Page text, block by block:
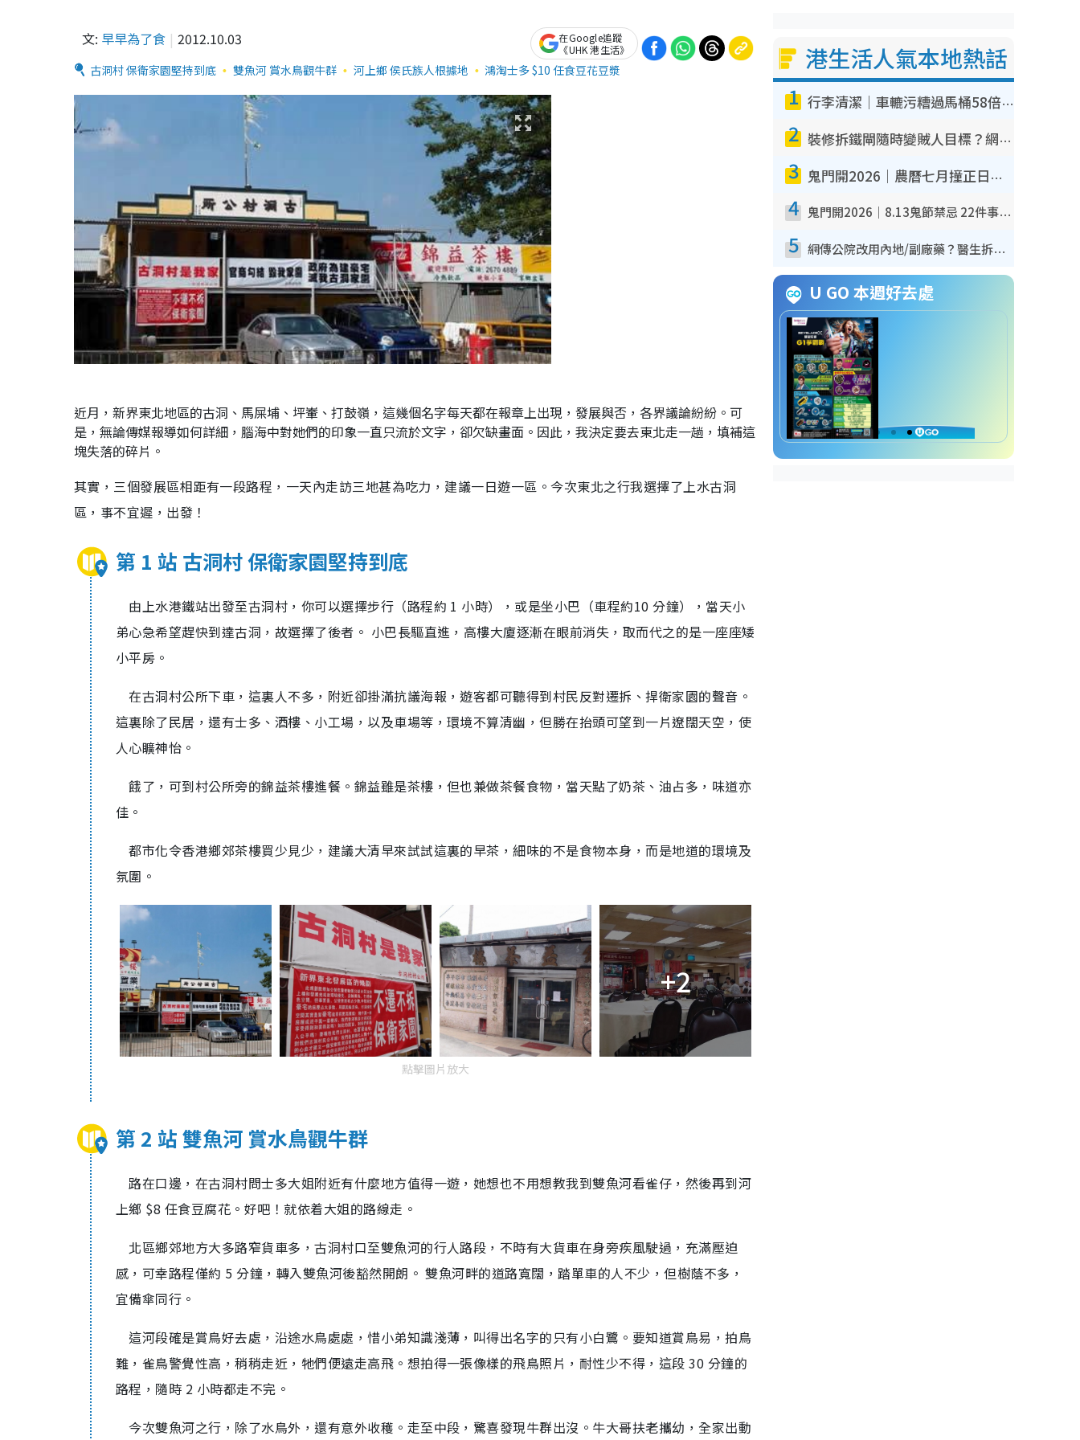
文: 早早為了食 2012.10.03
在Google追蹤
《UHK 港生活》
古洞村 保衛家園堅持到底 雙魚河 賞水鳥觀牛群 河上鄉 侯氏族人根據地 鴻淘士多 $10 任食豆花豆漿
近月，新界東北地區的古洞、馬屎埔、坪輋、打鼓嶺，這幾個名字每天都在報章上出現，發展與否，各界議論紛紛。可
是，無論傳媒報導如何詳細，腦海中對她們的印象一直只流於文字，卻欠缺畫面。因此，我決定要去東北走一趟，填補這
塊失落的碎片。
其實，三個發展區相距有一段路程，一天內走訪三地甚為吃力，建議一日遊一區。今次東北之行我選擇了上水古洞
區，事不宜遲，出發！
第 1 站 古洞村 保衛家園堅持到底
由上水港鐵站出發至古洞村，你可以選擇步行（路程約 1 小時），或是坐小巴（車程約10 分鐘），當天小
弟心急希望趕快到達古洞，故選擇了後者。 小巴長驅直進，高樓大廈逐漸在眼前消失，取而代之的是一座座矮
小平房。
在古洞村公所下車，這裏人不多，附近卻掛滿抗議海報，遊客都可聽得到村民反對遷拆、捍衛家園的聲音。
這裏除了民居，還有士多、酒樓、小工場，以及車場等，環境不算清幽，但勝在抬頭可望到一片遼闊天空，使
人心矌神怡。
餓了，可到村公所旁的錦益茶樓進餐。錦益雖是茶樓，但也兼做茶餐食物，當天點了奶茶、油占多，味道亦
佳。
都市化令香港鄉郊茶樓買少見少，建議大清早來試試這裏的早茶，細味的不是食物本身，而是地道的環境及
氛圍。
+2
點擊圖片放大
第 2 站 雙魚河 賞水鳥觀牛群
路在口邊，在古洞村問士多大姐附近有什麼地方值得一遊，她想也不用想教我到雙魚河看雀仔，然後再到河
上鄉 $8 任食豆腐花。好吧！就依着大姐的路線走。
北區鄉郊地方大多路窄貨車多，古洞村口至雙魚河的行人路段，不時有大貨車在身旁疾風駛過，充滿壓迫
感，可幸路程僅約 5 分鐘，轉入雙魚河後豁然開朗。 雙魚河畔的道路寬闊，踏單車的人不少，但樹蔭不多，
宜備傘同行。
這河段確是賞鳥好去處，沿途水鳥處處，惜小弟知識淺薄，叫得出名字的只有小白鷺。要知道賞鳥易，拍鳥
難，雀鳥警覺性高，稍稍走近，牠們便遠走高飛。想拍得一張像樣的飛鳥照片，耐性少不得，這段 30 分鐘的
路程，隨時 2 小時都走不完。
今次雙魚河之行，除了水鳥外，還有意外收穫。走至中段，驚喜發現牛群出沒。牛大哥扶老攜幼，全家出動
港生活人氣本地熱話
1 行李清潔｜車轆污糟過馬桶58倍！專家警告忌用酒精抹 教1招免污手除菌
2 裝修拆鐵閘隨時變賊人目標？網民揭2大關鍵用途：裝新式等於白裝？附新舊鐵閘分別
3 鬼門開2026｜農曆七月撞正日全食特別邪？專家警告切忌做一事！揭4大禁忌+2招保平安
4 鬼門開2026｜8.13鬼節禁忌 22件事唔做得！燒肉、刺身要少食？半夜勿吹口哨/打呢個電話
5 網傳公院改用內地/副廠藥？醫生拆解正副廠分別 揭4類人換藥隨時出事
U GO 本週好去處